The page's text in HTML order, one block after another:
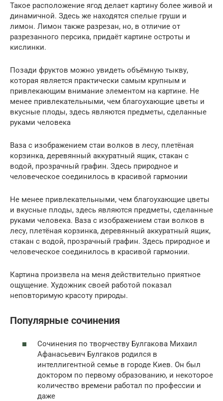
Такое расположение ягод делает картину более живой и
динамичной. Здесь же находятся спелые груши и
лимон. Лимон также разрезан, но, в отличие от
разрезанного персика, придаёт картине остроты и
кислинки.
Позади фруктов можно увидеть объёмную тыкву,
которая является практически самым крупным и
привлекающим внимание элементом на картине. Не
менее привлекательными, чем благоухающие цветы и
вкусные плоды, здесь являются предметы, сделанные
руками человека
Ваза с изображением стаи волков в лесу, плетёная
корзинка, деревянный аккуратный ящик, стакан с
водой, прозрачный графин. Здесь природное и
человеческое соединилось в красивой гармонии
Не менее привлекательными, чем благоухающие цветы
и вкусные плоды, здесь являются предметы, сделанные
руками человека. Ваза с изображением стаи волков в
лесу, плетёная корзинка, деревянный аккуратный ящик,
стакан с водой, прозрачный графин. Здесь природное и
человеческое соединилось в красивой гармонии.
Картина произвела на меня действительно приятное
ощущение. Художник своей работой показал
неповторимую красоту природы.
Популярные сочинения
Сочинения по творчеству Булгакова Михаил
Афанасьевич Булгаков родился в
интеллигентной семье в городе Киев. Он был
доктором по первому образованию, и некоторое
количество времени работал по профессии и
даже